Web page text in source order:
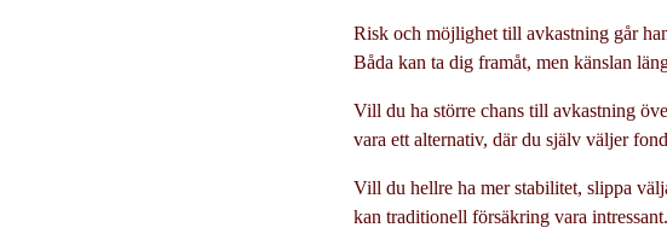
Risk och möjlighet till avkastning går
Båda kan ta dig framåt, men känslan
Vill du ha större chans till avkastning
vara ett alternativ, där du själv väljer
Vill du hellre ha mer stabilitet, slippa
kan traditionell försäkring vara intressant.